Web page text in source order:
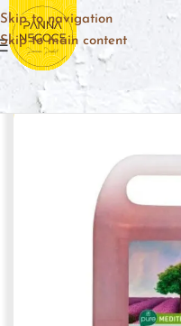
Skip to navigation
Skip to main content